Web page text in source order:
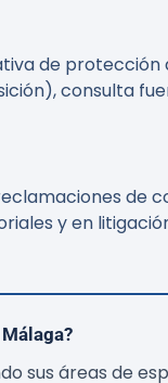
de protección
consulta
de
y en
sus áreas de